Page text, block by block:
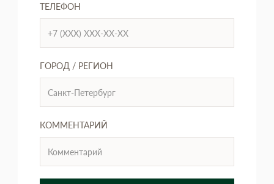
ТЕЛЕФОН
ГОРОД / РЕГИОН
КОММЕНТАРИЙ